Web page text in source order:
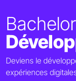
Bachelor
Deviens le
expériences